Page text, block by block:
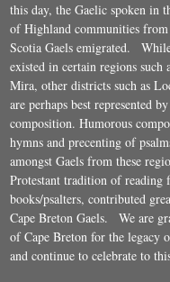
this day, the Gaelic spoken in
of Highland communities
Scotia Gaels emigrated.
existed in certain regions such
Mira, other districts such as
are perhaps best represented
composition. Humorous
hymns and precenting of
amongst Gaels from these
Protestant tradition of
books/psalters, contributed
Cape Breton Gaels. We are
of Cape Breton for the legacy
and continue to celebrate to